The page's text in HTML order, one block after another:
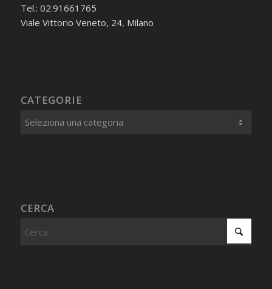
Tel.: 02.91661765
Viale Vittorio Veneto, 24, Milano
CATEGORIE
Categorie
CERCA